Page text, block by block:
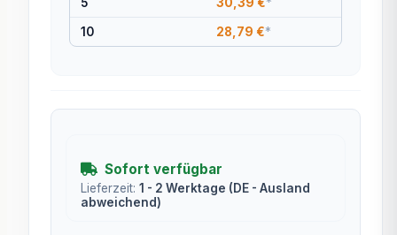
10 28,79 €*
Sofort verfügbar
Lieferzeit: 1 - 2 Werktage (DE - Ausland
abweichend)